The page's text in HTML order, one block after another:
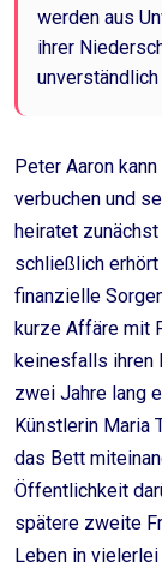
werden aus
ihrer
unverständlich
Peter Aaron
verbuchen und
heiratet
schließlich erhört
finanzielle
kurze Affäre mit
keinesfalls ihren
zwei Jahre lang
Künstlerin Maria
das Bett
Öffentlichkeit
spätere zweite
Leben in